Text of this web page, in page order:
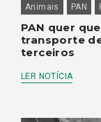
Animais PAN
PAN quer
transporte
terceiros
LER NOTÍCIA